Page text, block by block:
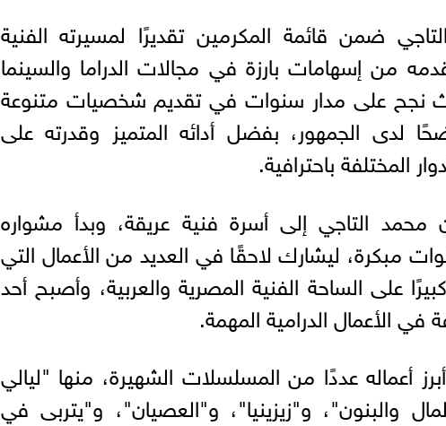
ضمن قائمة المكرمين تقديرًا لمسيرته الفنية
من إسهامات بارزة في مجالات الدراما والسينما
نجح على مدار سنوات في تقديم شخصيات متنوعة
لدى الجمهور، بفضل أدائه المتميز وقدرته على
المختلفة باحترافية.
محمد التاجي إلى أسرة فنية عريقة، وبدأ مشواره
مبكرة، ليشارك لاحقًا في العديد من الأعمال التي
على الساحة الفنية المصرية والعربية، وأصبح أحد
في الأعمال الدرامية المهمة.
أعماله عددًا من المسلسلات الشهيرة، منها "ليالي
والبنون"، و"زيزينيا"، و"العصيان"، و"يتربى في